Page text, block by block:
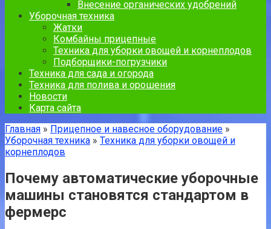
Внесение органических удобрений
Уборочная техника
Жатки
Комбайны прицепные
Техника для уборки овощей и корнеплодов
Подборщики-погрузчики
Техника для сада и огорода
Техника для полива и орошения
Новости
Карта сайта
Главная » Прицепное и навесное оборудование »
Уборочная техника » Техника для уборки овощей и
корнеплодов
Почему автоматические уборочные
машины становятся стандартом в
фермерс